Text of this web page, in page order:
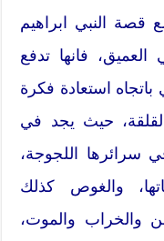
قصة النبي ابراهيم
العميق، فانها تدفع
استعادة فكرة
حيث يجد في
سرائرها اللجوجة،
والغوص كذلك
والخراب والموت،